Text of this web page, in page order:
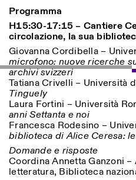
ISTITUTO SVIZZERO
MILANO
ORARI MOSTRE:
Programma
H15:30-17:15 – Cantiere
circolazione, la sua
Giovanna Cordibella –
microfono: nuove ricerche
archivi svizzeri
Tatiana Crivelli – Università
Tinguely
Laura Fortini – Università
anni Settanta e noi
Francesca Rodesino –
biblioteca di Alice Ceresa:
Domande e risposte
Coordina Annetta Ganzoni
letteratura, Biblioteca